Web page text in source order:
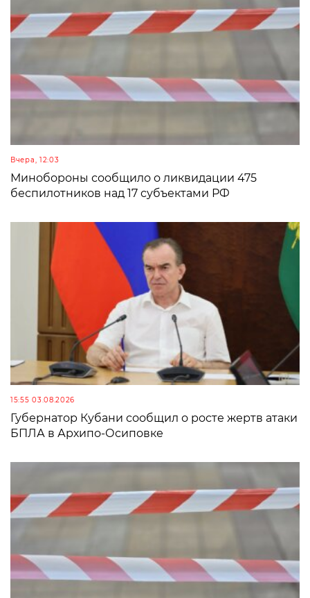
Вчера, 12:03
Минобороны сообщило о ликвидации 475
беспилотников над 17 субъектами РФ
15:55 03.08.2026
Губернатор Кубани сообщил о росте жертв атаки
БПЛА в Архипо-Осиповке